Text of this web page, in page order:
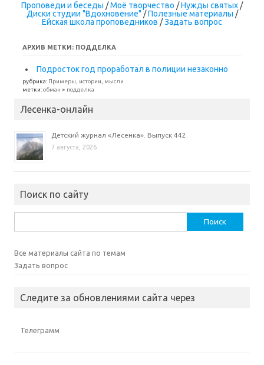
Проповеди и беседы /Моё творчество /Нужды святых /
Диски студии "Вдохновение" /Полезные материалы /
Ейская школа проповедников /Задать вопрос
АРХИВ МЕТКИ: ПОДДЕЛКА
Подросток год проработал в полиции незаконно
рубрика: Примеры, истории, мысли
метки:обман > подделка
Лесенка-онлайн
Детский журнал «Лесенка». Выпуск 442.
7 августа, 2026
Поиск по сайту
Все материалы сайта по темам
Задать вопрос
Следите за обновлениями сайта через
Телеграмм